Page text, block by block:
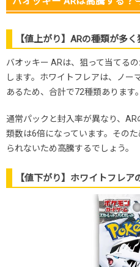
【値上がり】ARの種類が多
バオッキー ARは、狙って当てる
します。ホワイトフレアは、ノー
あるため、合計で72種類あります。
通常パックと封入率が異なり、
類数は6倍になっています。その
られないため高騰するでしょう。
【値下がり】ホワイトフレア